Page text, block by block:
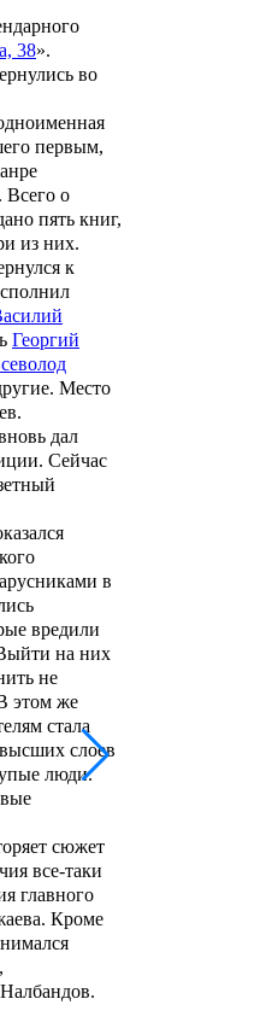
38».
во
первым,
Всего о
пять книг,
из них.
к
Георгий
Место
.
дал
Сейчас
в
вредили
на них
не
этом же
стала
слоев
люди.
сюжет
все-таки
главного
Кроме